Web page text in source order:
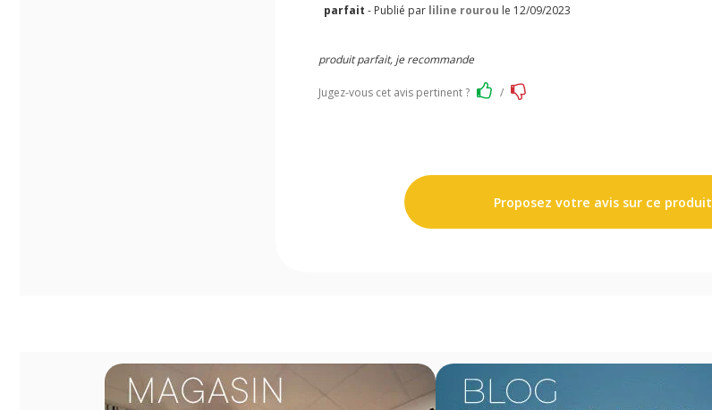
parfait - Publié par liline rourou le 12/09/2023
produit parfait, je recommande
Jugez-vous cet avis pertinent ? /
Proposez votre avis sur ce produit